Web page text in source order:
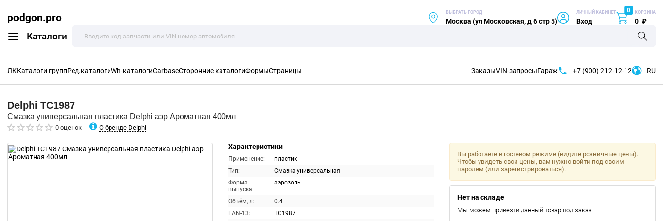
podgon.pro
Каталоги
ВЫБРАТЬ ГОРОД
Москва (ул Московская, д 6 стр 5)
ЛИЧНЫЙ КАБИНЕТ
Вход
0 КОРЗИНА
0 ₽
ЛККаталоги группРед.каталогиWh-каталогиCarbaseСторонние каталогиФормыСтраницы ЗаказыVIN-запросыГараж +7 (900) 212-12-12 RU
Delphi TC1987
Смазка универсальная пластика Delphi аэр Ароматная 400мл
0 оценок О бренде Delphi
Характеристики
Применение:
пластик
Тип:
Смазка универсальная
Форма
выпуска:
аэрозоль
Объём, л:
0.4
EAN-13:
TC1987
Вы работаете в гостевом режиме (видите розничные цены).
Чтобы увидеть свои цены, вам нужно войти под своим
паролем (или зарегистрироваться).
Нет на складе
Мы можем привезти данный товар под заказ.